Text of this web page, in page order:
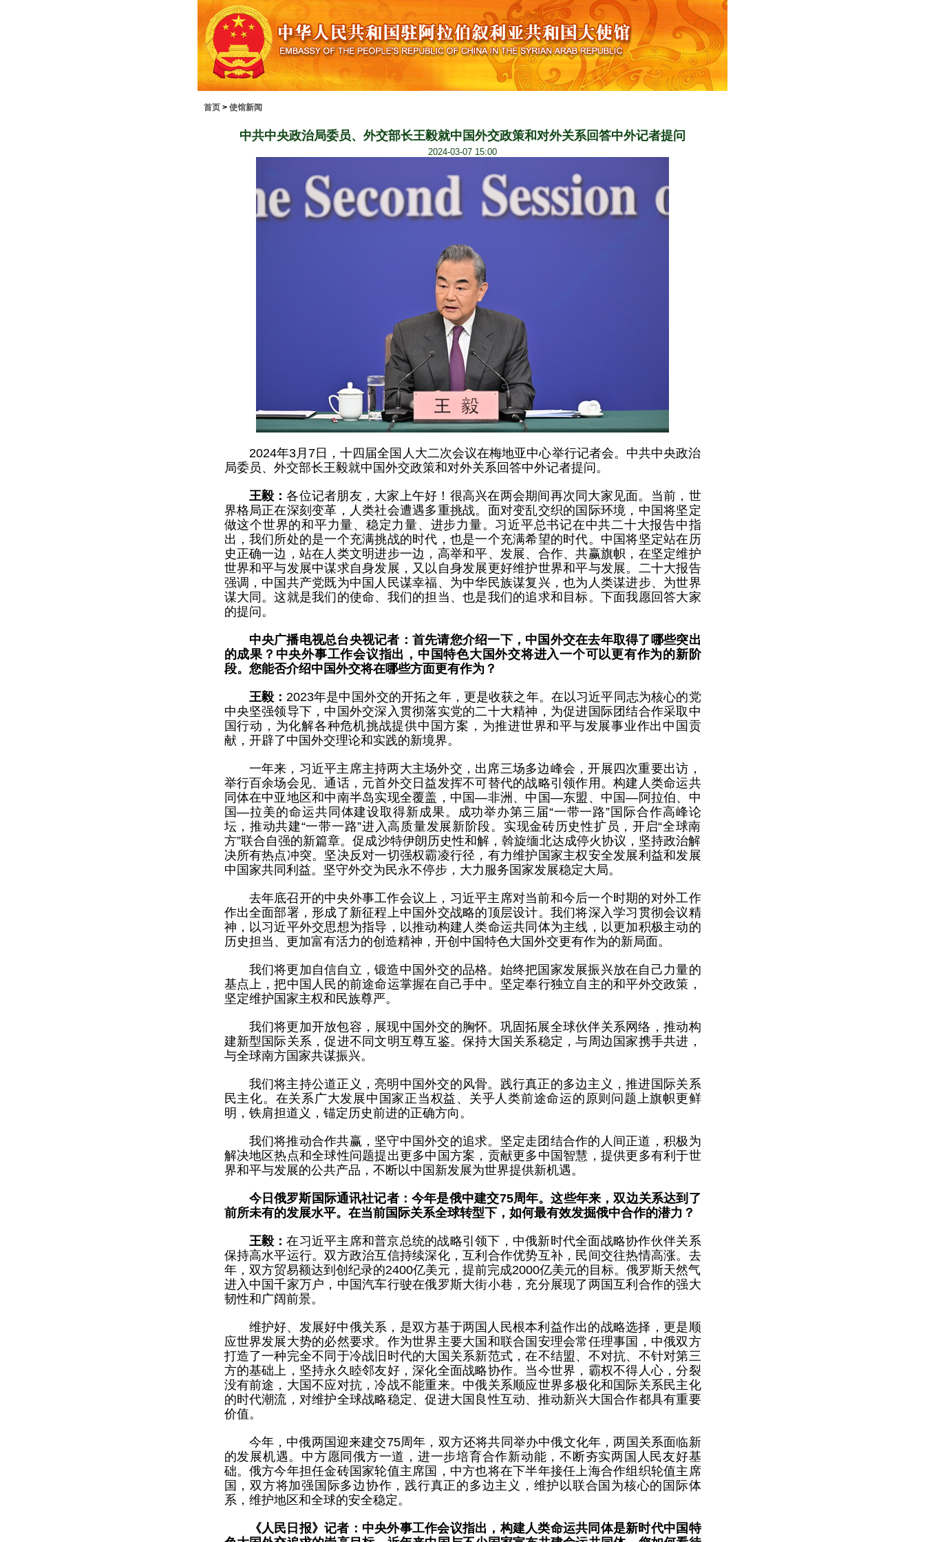
首页 > 使馆新闻
中共中央政治局委员、外交部长王毅就中国外交政策和对外关系回答中外记者提问
2024-03-07 15:00
2024年3月7日，十四届全国人大二次会议在梅地亚中心举行记者会。中共中央政治
局委员、外交部长王毅就中国外交政策和对外关系回答中外记者提问。
王毅：各位记者朋友，大家上午好！很高兴在两会期间再次同大家见面。当前，世
界格局正在深刻变革，人类社会遭遇多重挑战。面对变乱交织的国际环境，中国将坚定
做这个世界的和平力量、稳定力量、进步力量。习近平总书记在中共二十大报告中指
出，我们所处的是一个充满挑战的时代，也是一个充满希望的时代。中国将坚定站在历
史正确一边，站在人类文明进步一边，高举和平、发展、合作、共赢旗帜，在坚定维护
世界和平与发展中谋求自身发展，又以自身发展更好维护世界和平与发展。二十大报告
强调，中国共产党既为中国人民谋幸福、为中华民族谋复兴，也为人类谋进步、为世界
谋大同。这就是我们的使命、我们的担当、也是我们的追求和目标。下面我愿回答大家
的提问。
中央广播电视总台央视记者：首先请您介绍一下，中国外交在去年取得了哪些突出
的成果？中央外事工作会议指出，中国特色大国外交将进入一个可以更有作为的新阶
段。您能否介绍中国外交将在哪些方面更有作为？
王毅： 2023年是中国外交的开拓之年，更是收获之年。在以习近平同志为核心的党
中央坚强领导下，中国外交深入贯彻落实党的二十大精神，为促进国际团结合作采取中
国行动，为化解各种危机挑战提供中国方案，为推进世界和平与发展事业作出中国贡
献，开辟了中国外交理论和实践的新境界。
一年来，习近平主席主持两大主场外交，出席三场多边峰会，开展四次重要出访，
举行百余场会见、通话，元首外交日益发挥不可替代的战略引领作用。构建人类命运共
同体在中亚地区和中南半岛实现全覆盖，中国—非洲、中国—东盟、中国—阿拉伯、中
国—拉美的命运共同体建设取得新成果。成功举办第三届“一带一路”国际合作高峰论
坛，推动共建“一带一路”进入高质量发展新阶段。实现金砖历史性扩员，开启“全球南
方”联合自强的新篇章。促成沙特伊朗历史性和解，斡旋缅北达成停火协议，坚持政治解
决所有热点冲突。坚决反对一切强权霸凌行径，有力维护国家主权安全发展利益和发展
中国家共同利益。坚守外交为民永不停步，大力服务国家发展稳定大局。
去年底召开的中央外事工作会议上，习近平主席对当前和今后一个时期的对外工作
作出全面部署，形成了新征程上中国外交战略的顶层设计。我们将深入学习贯彻会议精
神，以习近平外交思想为指导，以推动构建人类命运共同体为主线，以更加积极主动的
历史担当、更加富有活力的创造精神，开创中国特色大国外交更有作为的新局面。
我们将更加自信自立，锻造中国外交的品格。始终把国家发展振兴放在自己力量的
基点上，把中国人民的前途命运掌握在自己手中。坚定奉行独立自主的和平外交政策，
坚定维护国家主权和民族尊严。
我们将更加开放包容，展现中国外交的胸怀。巩固拓展全球伙伴关系网络，推动构
建新型国际关系，促进不同文明互尊互鉴。保持大国关系稳定，与周边国家携手共进，
与全球南方国家共谋振兴。
我们将主持公道正义，亮明中国外交的风骨。践行真正的多边主义，推进国际关系
民主化。在关系广大发展中国家正当权益、关乎人类前途命运的原则问题上旗帜更鲜
明，铁肩担道义，锚定历史前进的正确方向。
我们将推动合作共赢，坚守中国外交的追求。坚定走团结合作的人间正道，积极为
解决地区热点和全球性问题提出更多中国方案，贡献更多中国智慧，提供更多有利于世
界和平与发展的公共产品，不断以中国新发展为世界提供新机遇。
今日俄罗斯国际通讯社记者：今年是俄中建交75周年。这些年来，双边关系达到了
前所未有的发展水平。在当前国际关系全球转型下，如何最有效发掘俄中合作的潜力？
王毅：在习近平主席和普京总统的战略引领下，中俄新时代全面战略协作伙伴关系
保持高水平运行。双方政治互信持续深化，互利合作优势互补，民间交往热情高涨。去
年，双方贸易额达到创纪录的2400亿美元，提前完成2000亿美元的目标。俄罗斯天然气
进入中国千家万户，中国汽车行驶在俄罗斯大街小巷，充分展现了两国互利合作的强大
韧性和广阔前景。
维护好、发展好中俄关系，是双方基于两国人民根本利益作出的战略选择，更是顺
应世界发展大势的必然要求。作为世界主要大国和联合国安理会常任理事国，中俄双方
打造了一种完全不同于冷战旧时代的大国关系新范式，在不结盟、不对抗、不针对第三
方的基础上，坚持永久睦邻友好，深化全面战略协作。当今世界，霸权不得人心，分裂
没有前途，大国不应对抗，冷战不能重来。中俄关系顺应世界多极化和国际关系民主化
的时代潮流，对维护全球战略稳定、促进大国良性互动、推动新兴大国合作都具有重要
价值。
今年，中俄两国迎来建交75周年，双方还将共同举办中俄文化年，两国关系面临新
的发展机遇。中方愿同俄方一道，进一步培育合作新动能，不断夯实两国人民友好基
础。俄方今年担任金砖国家轮值主席国，中方也将在下半年接任上海合作组织轮值主席
国，双方将加强国际多边协作，践行真正的多边主义，维护以联合国为核心的国际体
系，维护地区和全球的安全稳定。
《人民日报》记者：中央外事工作会议指出，构建人类命运共同体是新时代中国特